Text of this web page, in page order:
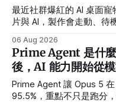
最近社群爆紅的 AI 桌面
片與 AI，製作會走動、待
06 Aug 2026
Prime Agent 是什
後，AI 能力開始從
Prime Agent 讓 Opus 5
95.5%，重點不只是跑分